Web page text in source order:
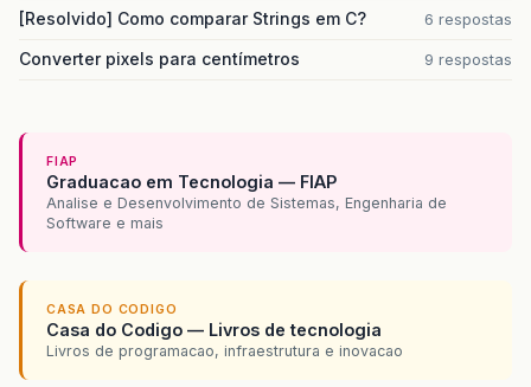
[Resolvido] Como comparar Strings em C? 6 respostas
Converter pixels para centímetros 9 respostas
FIAP
Graduacao em Tecnologia — FIAP
Analise e Desenvolvimento de Sistemas, Engenharia de
Software e mais
CASA DO CODIGO
Casa do Codigo — Livros de tecnologia
Livros de programacao, infraestrutura e inovacao